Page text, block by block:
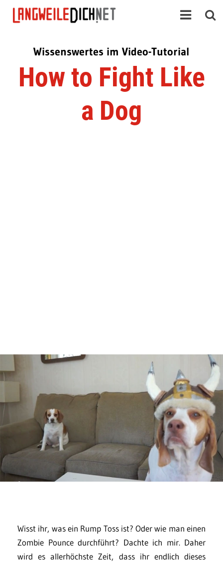
Wissenswertes im Video-Tutorial
How to Fight Like
a Dog
Wisst ihr, was ein Rump Toss ist? Oder wie man einen
Zombie Pounce durchführt? Dachte ich mir. Daher
wird es allerhöchste Zeit, dass ihr endlich dieses